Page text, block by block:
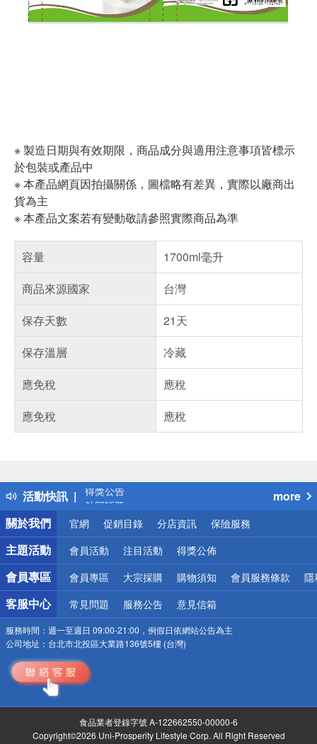
※ 製造日期與有效期限，商品成分與適用注意事項皆標示
於包裝或產品中
※ 本產品網頁因拍攝關係，圖檔略有差異，實際以廠商出
貨為主
※ 本產品文案若有變動敬請參照實際商品為準
容量
1700ml毫升
商品來源國家
台灣
保存天數
21天
保存溫層
冷藏
應免稅
應稅
應免稅
應稅
活動快訊
得獎公告
熱門話題
銀行優惠
偏遠地區配送
詐騙網頁！請小心！
more
關於我們
官網 促銷目錄 分店資訊 保險服務
主題活動 會員活動 注目活動 得獎公佈
會員專區 會員專區 大宗採購 購物須知 會員服務條款 隱
客服中心 常見問題 服務公告 意見信箱
服務時間： 週一至週日 09:00-21:00，例假日依網站公告為主
公司地址： 台北市北投區大業路136號5樓 (台灣)
食品業者登錄字號 A-122662550-00000-6
Copyright©2026 Uni-Prosperity Lifestyle Corp. All Right Reserved